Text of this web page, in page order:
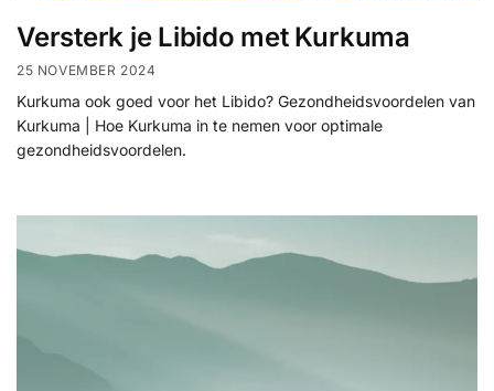
Versterk je Libido met Kurkuma
25 NOVEMBER 2024
Kurkuma ook goed voor het Libido? Gezondheidsvoordelen van
Kurkuma | Hoe Kurkuma in te nemen voor optimale
gezondheidsvoordelen.